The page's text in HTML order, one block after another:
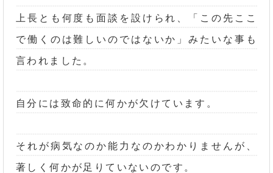
上長とも何度も面談を設けられ、「この先ここ
で働くのは難しいのではないか」みたいな事も
言われました。
自分には致命的に何かが欠けています。
それが病気なのか能力なのかわかりませんが、
著しく何かが足りていないのです。